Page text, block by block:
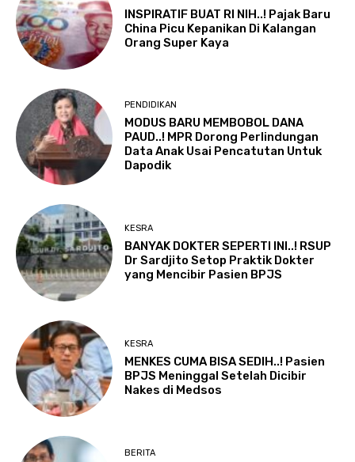
INSPIRATIF BUAT RI NIH..! Pajak Baru
China Picu Kepanikan Di Kalangan
Orang Super Kaya
PENDIDIKAN
MODUS BARU MEMBOBOL DANA
PAUD..! MPR Dorong Perlindungan
Data Anak Usai Pencatutan Untuk
Dapodik
KESRA
BANYAK DOKTER SEPERTI INI..! RSUP
Dr Sardjito Setop Praktik Dokter
yang Mencibir Pasien BPJS
KESRA
MENKES CUMA BISA SEDIH..! Pasien
BPJS Meninggal Setelah Dicibir
Nakes di Medsos
BERITA